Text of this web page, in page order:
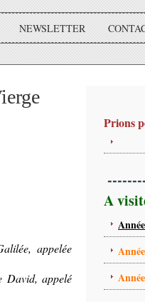
NEWSLETTER
appelée
David, appelé
Prions
A